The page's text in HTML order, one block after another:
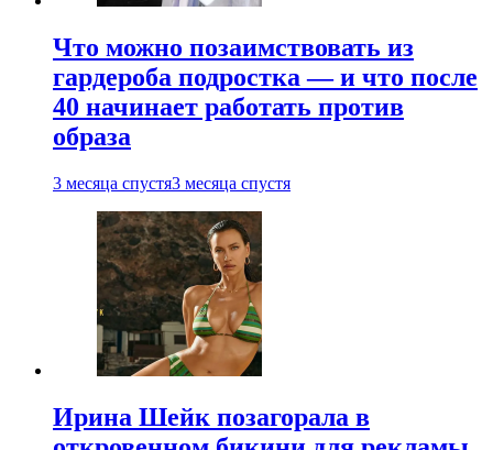
Что можно позаимствовать из
гардероба подростка — и что после
40 начинает работать против
образа
3 месяца спустя3 месяца спустя
Ирина Шейк позагорала в